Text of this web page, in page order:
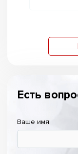
Есть
Ваше имя: